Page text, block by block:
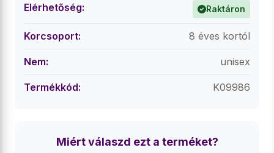
Elérhetőség: Raktáron
Korcsoport: 8 éves kortól
Nem: unisex
Termékkód: K09986
Miért válaszd ezt a terméket?